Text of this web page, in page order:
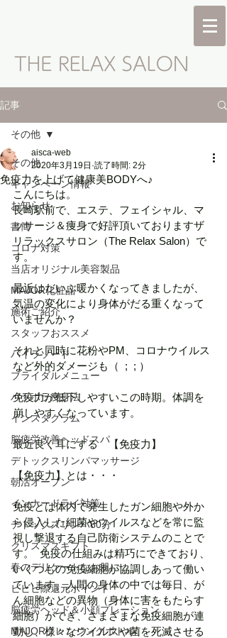
記事
その他
キャンペーン情報
お知らせ
書簡
コロナ対策
当店オリジナル美容製品
MAJOR化粧品
施術ご紹介
スタッフおススメ
パイラソード
ブライダルメニュー
パラボラ痩身法
インスタグラム
脳疲労改善ヘッドスパ
デトックスリンパマッサージ
朝活オープン
インナードライ対策
デトックスリンパ80分
クリスマスギフト
春のデリケートなお肌に
ビビビ際還元ポイント
脳疲労ヘッド＆小顔プレーション
MAJORクレンジングボトル
その他
免疫力を上げて健康美BODYへ♪
aisca-web
2020年3月19日 読了時間: 2分
こんにちは。
長崎駅前で、エステ、フェイシャル、マ
ッサージ＆痩身で好評頂いておりますザ
リラックスサロン（The Relax Salon）で
す。
最近はだいぶ暖かくなってきましたが、
気温の変化により身体がだる重くなって
いませんか？
それと同時に花粉やPM、コロナウイルス
など外的ダメージも（  ;  ; ）
免疫力が低下しやすいこの時期。体調を
崩しやすくなっています。
最近良く耳にする　【免疫力】
【免疫力】とは・・・
免疫とは体内で発生したガン細胞や外か
ら侵入した細菌やウイルスなどを常に監
視し撃退する自己防衛システムのことで
す。  免疫の仕組みは精巧にできており、
いくつもの免疫細胞が協調しあって働い
ています。人間の身体の中では毎日、が
ん細胞などの異物（身体に害をもたらす
細胞）ができ、さまざまな免疫細胞が連
動し、様々なウイルスや菌を死滅させる